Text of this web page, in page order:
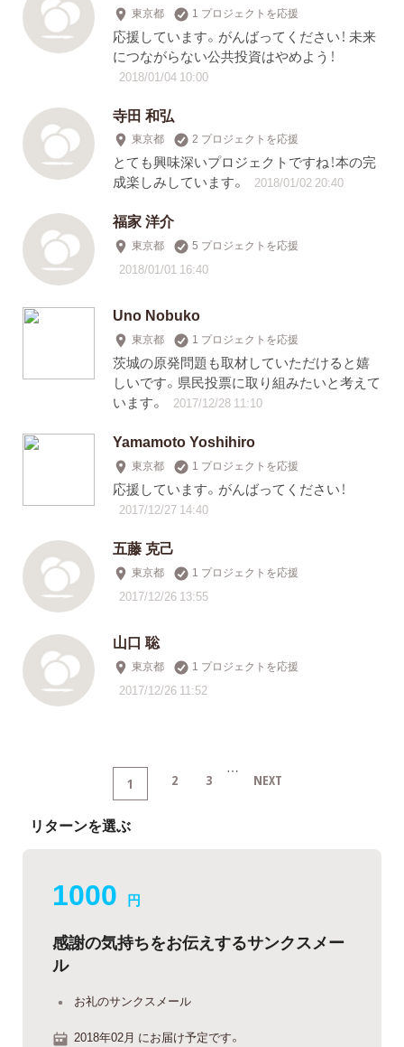
東京都 1 プロジェクトを応援
応援しています。がんばってください！ 未来
につながらない公共投資はやめよう！
2018/01/04 10:00
寺田 和弘
東京都 2 プロジェクトを応援
とても興味深いプロジェクトですね！本の完
成楽しみしています。
2018/01/02 20:40
福家 洋介
東京都 5 プロジェクトを応援
2018/01/01 16:40
Uno Nobuko
東京都 1 プロジェクトを応援
茨城の原発問題も取材していただけると嬉
しいです。県民投票に取り組みたいと考えて
います。
2017/12/28 11:10
Yamamoto Yoshihiro
東京都 1 プロジェクトを応援
応援しています。がんばってください！
2017/12/27 14:40
五藤 克己
東京都 1 プロジェクトを応援
2017/12/26 13:55
山口 聡
東京都 1 プロジェクトを応援
2017/12/26 11:52
1 2 3 … NEXT
リターンを選ぶ
1000 円
感謝の気持ちをお伝えするサンクスメー
ル
お礼のサンクスメール
2018年02月 にお届け予定です。